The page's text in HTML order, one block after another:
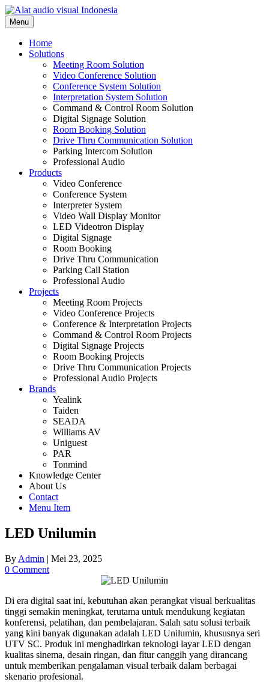
Skip
to
content
Menu
Home
Solutions
Meeting Room Solution
Video Conference Solution
Conference System Solution
Interpretation System Solution
Command & Control Room Solution
Digital Signage Solution
Room Booking Solution
Drive Thru Communication Solution
Parking Intercom Solution
Professional Audio
Products
Video Conference
Conference System
Interpreter System
Video Wall Display Monitor
LED Videotron Display
Digital Signage
Room Booking
Drive Thru Communication
Parking Call Station
Professional Audio
Projects
Meeting Room Projects
Video Conference Projects
Conference & Interpretation Projects
Command & Control Room Projects
Digital Signage Projects
Room Booking Projects
Drive Thru Communication Projects
Professional Audio Projects
Brands
Yealink
Taiden
SEADA
Williams AV
Uniguest
PAR
Tonmind
Knowledge Center
About Us
Contact
Menu Item
LED Unilumin
By Admin | Mei 23, 2025
0 Comment
Di era digital saat ini, kebutuhan akan perangkat visual berkualitas
tinggi semakin meningkat, terutama untuk mendukung kegiatan
konferensi, pelatihan, dan pembelajaran. Salah satu solusi terbaik
yang kini banyak digunakan adalah LED Unilumin, khususnya seri
UTV SC. Produk ini menghadirkan teknologi layar LED dengan
kualitas sinema, desain ringan, dan fitur canggih yang dirancang
untuk memberikan pengalaman visual terbaik dalam berbagai
skenario profesional.